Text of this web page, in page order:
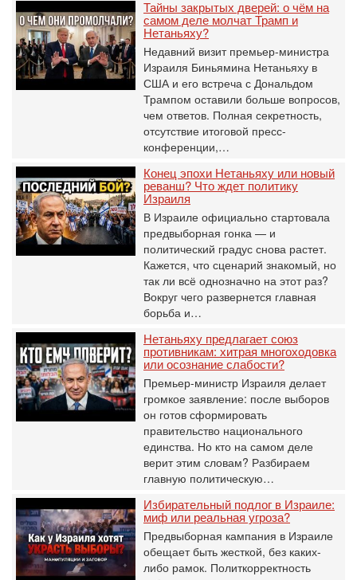
Тайны закрытых дверей: о чём на
самом деле молчат Трамп и
Нетаньяху?
Недавний визит премьер-министра
Израиля Биньямина Нетаньяху в
США и его встреча с Дональдом
Трампом оставили больше вопросов,
чем ответов. Полная секретность,
отсутствие итоговой пресс-
конференции,…
Конец эпохи Нетаньяху или новый
реванш? Что ждет политику
Израиля
В Израиле официально стартовала
предвыборная гонка — и
политический градус снова растет.
Кажется, что сценарий знакомый, но
так ли всё однозначно на этот раз?
Вокруг чего развернется главная
борьба и…
Нетаньяху предлагает союз
противникам: хитрая многоходовка
или осознание слабости?
Премьер-министр Израиля делает
громкое заявление: после выборов
он готов сформировать
правительство национального
единства. Но кто на самом деле
верит этим словам? Разбираем
главную политическую…
Избирательный подлог в Израиле:
миф или реальная угроза?
Предвыборная кампания в Израиле
обещает быть жесткой, без каких-
либо рамок. Политкорректность